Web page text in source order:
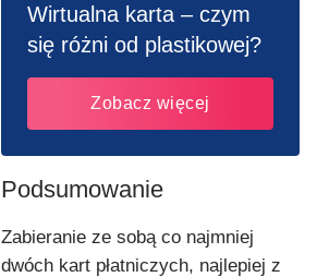
Wirtualna karta – czym
się różni od plastikowej?
Zobacz więcej
Podsumowanie
Zabieranie ze sobą co najmniej
dwóch kart płatniczych, najlepiej z